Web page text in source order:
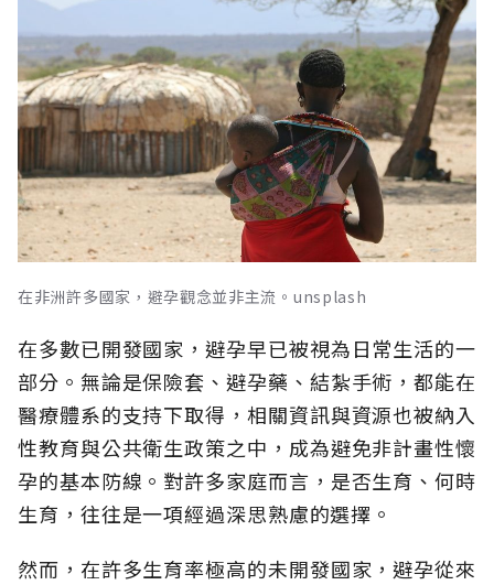
在非洲許多國家，避孕觀念並非主流。unsplash
在多數已開發國家，避孕早已被視為日常生活的一
部分。無論是保險套、避孕藥、結紮手術，都能在
醫療體系的支持下取得，相關資訊與資源也被納入
性教育與公共衛生政策之中，成為避免非計畫性懷
孕的基本防線。對許多家庭而言，是否生育、何時
生育，往往是一項經過深思熟慮的選擇。
然而，在許多生育率極高的未開發國家，避孕從來